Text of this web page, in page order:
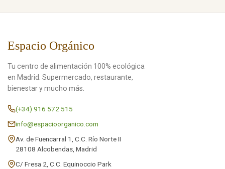
Espacio Orgánico
Tu centro de alimentación 100% ecológica
en Madrid. Supermercado, restaurante,
bienestar y mucho más.
(+34) 916 572 515
info@espacioorganico.com
Av. de Fuencarral 1, C.C. Río Norte II
28108 Alcobendas, Madrid
C/ Fresa 2, C.C. Equinoccio Park